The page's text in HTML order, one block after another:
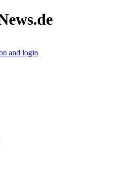
and login